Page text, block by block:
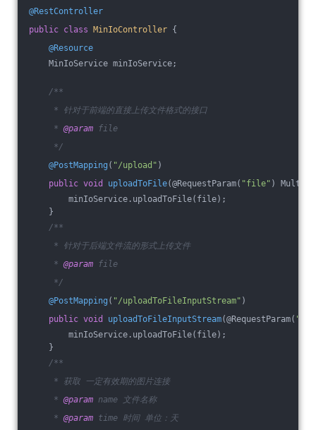
@RestController
public class MinIoController {
@Resource
MinIoService minIoService;
/**
* 针对于前端的直接上传文件格式的接口
* @param file
*/
@PostMapping ( "/upload" )
public void uploadToFile(@RequestParam( "file" )
minIoService.uploadToFile(file);
}
/**
* 针对于后端文件流的形式上传文件
* @param file
*/
@PostMapping ( "/uploadToFileInputStream" )
public void uploadToFileInputStream(@RequestParam(
minIoService.uploadToFile(file);
}
/**
* 获取 一定有效期的图片连接
* @param name 文件名称
* @param time 时间 单位：天